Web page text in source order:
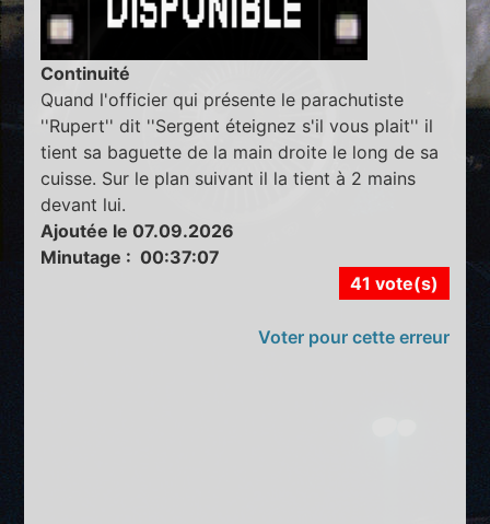
Continuité
Quand l'officier qui présente le parachutiste
''Rupert'' dit ''Sergent éteignez s'il vous plait'' il
tient sa baguette de la main droite le long de sa
cuisse. Sur le plan suivant il la tient à 2 mains
devant lui.
Ajoutée le 07.09.2026
Minutage : 00:37:07
41 vote(s)
Voter pour cette erreur